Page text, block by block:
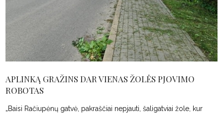
APLINKĄ GRAŽINS DAR VIENAS ŽOLĖS PJOVIMO
ROBOTAS
„Baisi Račiupėnų gatvė, pakraščiai nepjauti, šaligatviai žole, kur